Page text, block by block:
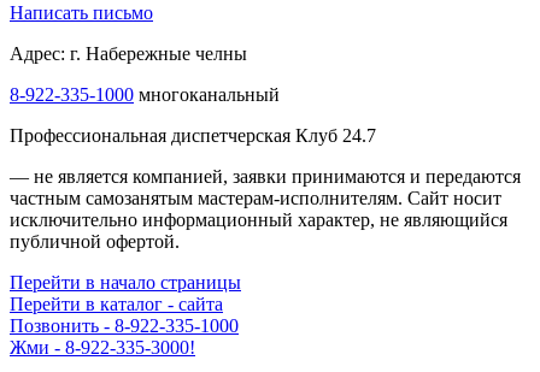
Написать письмо
Адрес: г. Набережные челны
8-922-335-1000 многоканальный
Профессиональная диспетчерская Клуб 24.7
— не является компанией, заявки принимаются и передаются
частным самозанятым мастерам‑исполнителям. Сайт носит
исключительно информационный характер, не являющийся
публичной офертой.
Перейти в начало страницы
Перейти в каталог - сайта
Позвонить - 8-922-335-1000
Жми - 8-922-335-3000!